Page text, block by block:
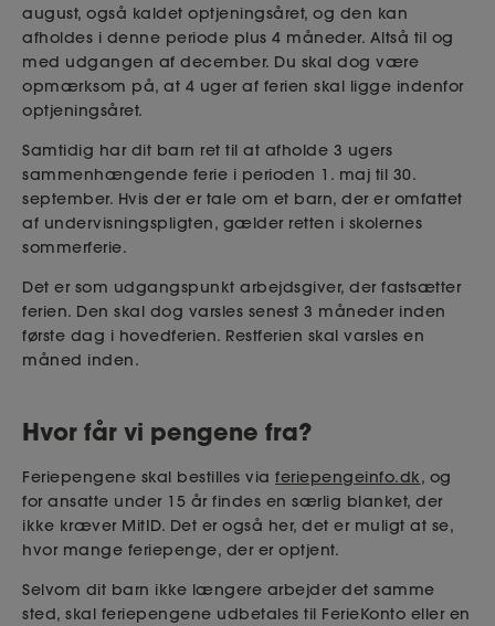
august, også kaldet optjeningsåret, og den kan
afholdes i denne periode plus 4 måneder. Altså til og
med udgangen af december. Du skal dog være
opmærksom på, at 4 uger af ferien skal ligge indenfor
optjeningsåret.
Samtidig har dit barn ret til at afholde 3 ugers
sammenhængende ferie i perioden 1. maj til 30.
september. Hvis der er tale om et barn, der er omfattet
af undervisningspligten, gælder retten i skolernes
sommerferie.
Det er som udgangspunkt arbejdsgiver, der fastsætter
ferien. Den skal dog varsles senest 3 måneder inden
første dag i hovedferien. Restferien skal varsles en
måned inden.
Hvor får vi pengene fra?
Feriepengene skal bestilles via feriepengeinfo.dk, og
for ansatte under 15 år findes en særlig blanket, der
ikke kræver MitID. Det er også her, det er muligt at se,
hvor mange feriepenge, der er optjent.
Selvom dit barn ikke længere arbejder det samme
sted, skal feriepengene udbetales til FerieKonto eller en